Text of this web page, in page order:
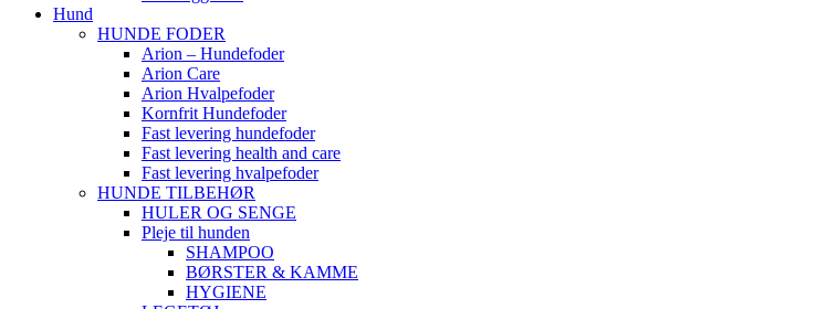
Hund
HUNDE FODER
Arion – Hundefoder
Arion Care
Arion Hvalpefoder
Kornfrit Hundefoder
Fast levering hundefoder
Fast levering health and care
Fast levering hvalpefoder
HUNDE TILBEHØR
HULER OG SENGE
Pleje til hunden
SHAMPOO
BØRSTER & KAMME
HYGIENE